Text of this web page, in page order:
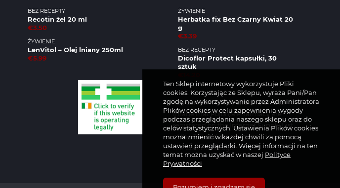
Ten Sklep internetowy wykorzystuje Pliki
cookies. Korzystając ze Sklepu, wyraża Pani/Pan
zgodę na wykorzystywanie przez Administratora
Plików cookies w celu zapewnienia wygody
podczas przeglądania naszego sklepu oraz do
celów statystycznych. Ustawienia Plików cookies
można zmienić w każdej chwili za pomocą
ustawień przeglądarki. Więcej informacji na ten
temat można uzyskać w naszej Polityce
Prywatności
BEZ RECEPTY
Recotin żel 20 ml
€3.50
ŻYWIENIE
LenVitol – Olej lniany 250ml
€5.99
ŻYWIENIE
Herbatka fix Bez Czarny Kwiat 20
g
€3.39
BEZ RECEPTY
Dicoflor Protect kapsułki, 30
sztuk
You can confirm by clicking on the
image that Polonia Pharmacy are
registered on the Internet Supply List
of the PSI and are permitted to use
the Common Logo.